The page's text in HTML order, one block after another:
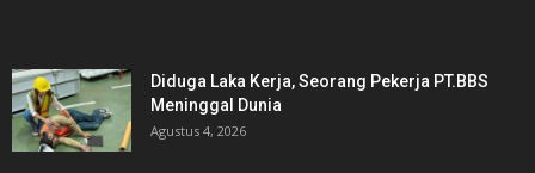
Diduga Laka Kerja, Seorang Pekerja PT.BBS
Meninggal Dunia
Agustus 4, 2026